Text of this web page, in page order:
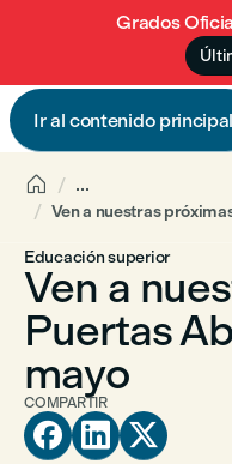
Grados
Ir al contenido principal

 ...
Ven a nuestras
Educación superior
Ven a
Puertas
mayo
COMPARTIR
  